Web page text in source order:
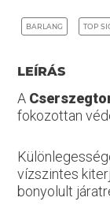
BARLANG TOP
LEÍRÁS
A
fokozottan
vízszintes
bonyolult